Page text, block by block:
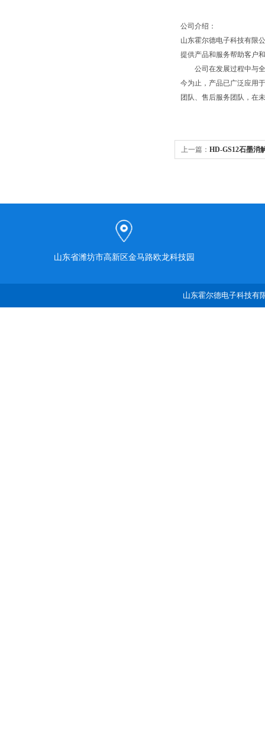
公司介绍：
山东霍尔德电子科技有限
提供产品和服务帮助客户
公司在发展过程中与全
今为止，产品已广泛应用
团队、售后服务团队，在
上一篇： HD-GS12石墨消
山东省潍坊市高新区金马路欧龙科技园
山东霍尔德电子科技有